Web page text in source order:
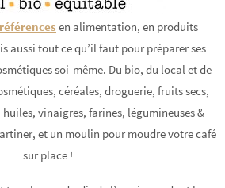
en alimentation, en produits
aussi tout ce qu’il faut pour préparer ses
soi-même. Du bio, du local et de
céréales, droguerie, fruits secs,
vinaigres, farines, légumineuses &
et un moulin pour moudre votre café
sur place !